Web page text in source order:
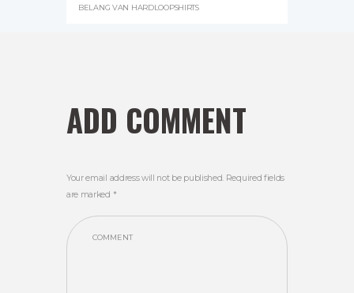
BELANG VAN HARDLOOPSHIRTS
ADD COMMENT
Your email address will not be published. Required fields
are marked *